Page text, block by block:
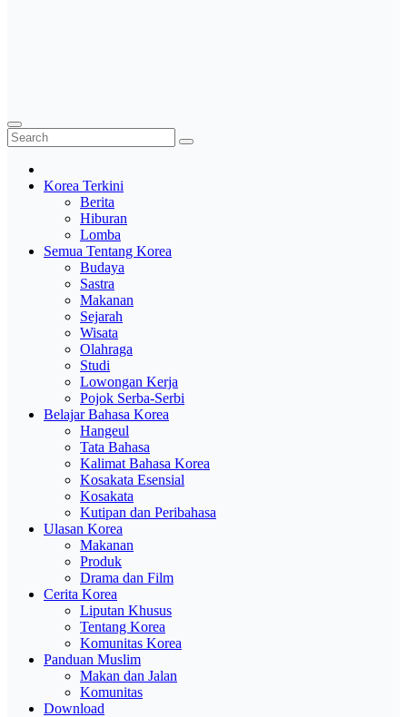
Korea Terkini
Berita
Hiburan
Lomba
Semua Tentang Korea
Budaya
Sastra
Makanan
Sejarah
Wisata
Olahraga
Studi
Lowongan Kerja
Pojok Serba-Serbi
Belajar Bahasa Korea
Hangeul
Tata Bahasa
Kalimat Bahasa Korea
Kosakata Esensial
Kosakata
Kutipan dan Peribahasa
Ulasan Korea
Makanan
Produk
Drama dan Film
Cerita Korea
Liputan Khusus
Tentang Korea
Komunitas Korea
Panduan Muslim
Makan dan Jalan
Komunitas
Download